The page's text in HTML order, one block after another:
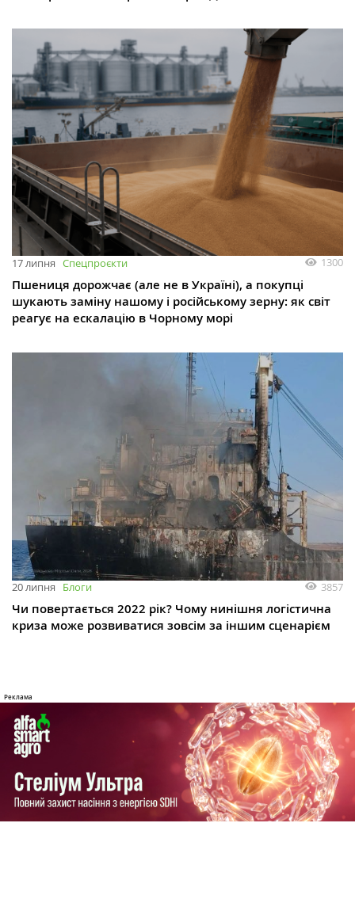
17 липня Спецпроєкти 1300
Пшениця дорожчає (але не в Україні), а покупці
шукають заміну нашому і російському зерну: як світ
реагує на ескалацію в Чорному морі
20 липня Блоги 3857
Чи повертається 2022 рік? Чому нинішня логістична
криза може розвиватися зовсім за іншим сценарієм